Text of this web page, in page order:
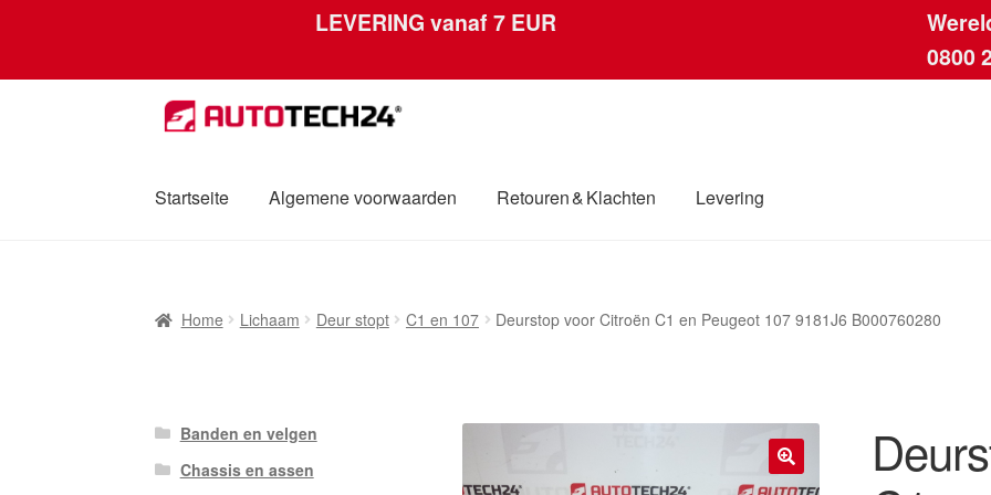
LEVERING vanaf 7 EUR
0800
Skip
to
Skip
to
Startseite Algemene voorwaarden Retouren & Klachten Levering
Mijn accountOver onsPrivacybeleidWereldwijde verzendingWinkelwagen
Home Lichaam Deur stopt C1 en 107 Deurstop voor Citroën C1 en Peugeot 107 9181J6 B000760280
🔍
Banden en velgen
Chassis en assen